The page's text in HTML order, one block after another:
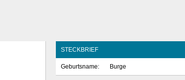
STECKBRIEF
Geburtsname: Burge